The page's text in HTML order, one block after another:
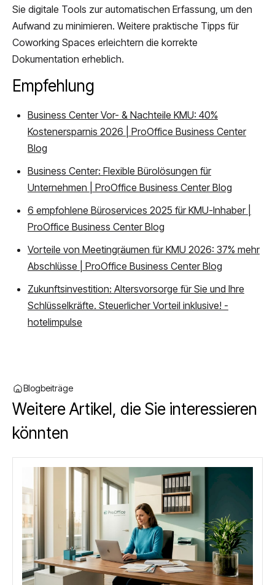
Sie digitale Tools zur automatischen Erfassung, um den
Aufwand zu minimieren. Weitere praktische Tipps für
Coworking Spaces erleichtern die korrekte
Dokumentation erheblich.
Empfehlung
Business Center Vor- & Nachteile KMU: 40%
Kostenersparnis 2026 | ProOffice Business Center
Blog
Business Center: Flexible Bürolösungen für
Unternehmen | ProOffice Business Center Blog
6 empfohlene Büroservices 2025 für KMU-Inhaber |
ProOffice Business Center Blog
Vorteile von Meetingräumen für KMU 2026: 37% mehr
Abschlüsse | ProOffice Business Center Blog
Zukunftsinvestition: Altersvorsorge für Sie und Ihre
Schlüsselkräfte. Steuerlicher Vorteil inklusive! -
hotelimpulse
Blogbeiträge
Weitere Artikel, die Sie interessieren
könnten